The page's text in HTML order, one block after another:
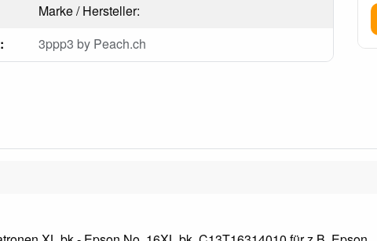
Marke / Hersteller:
3ppp3 by Peach.ch